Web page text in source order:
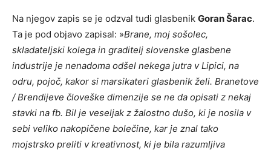
Na njegov zapis se je odzval tudi glasbenik Goran Šarac.
Ta je pod objavo zapisal: »Brane, moj sošolec,
skladateljski kolega in graditelj slovenske glasbene
industrije je nenadoma odšel nekega jutra v Lipici, na
odru, pojoč, kakor si marsikateri glasbenik želi. Branetove
/ Brendijeve človeške dimenzije se ne da opisati z nekaj
stavki na fb. Bil je veseljak z žalostno dušo, ki je nosila v
sebi veliko nakopičene bolečine, kar je znal tako
mojstrsko preliti v kreativnost, ki je bila razumljiva